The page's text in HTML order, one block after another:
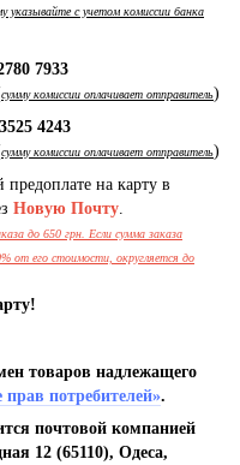
указывайте с учетом комиссии банка
7933
сумму комиссии оплачивает отправитель)
4243
сумму комиссии оплачивает отправитель)
на карту в
Новую Почту.
до 650 грн. Если сумма заказа
от его стоимости, округляется до
товаров надлежащего
потребителей».
почтовой компанией
12 (65110), Одеса,